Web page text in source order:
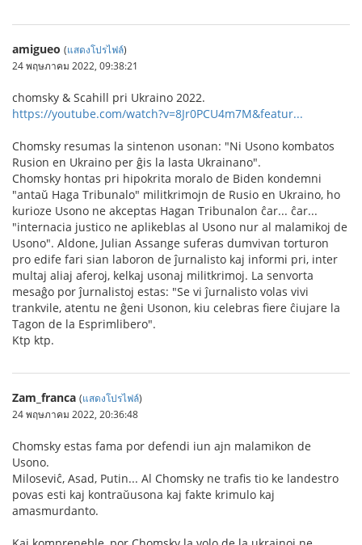
amigueo (แสดงโปรไฟล์)
24 พฤษภาคม 2022, 09:38:21
chomsky & Scahill pri Ukraino 2022.
https://youtube.com/watch?v=8Jr0PCU4m7M&featur...
Chomsky resumas la sintenon usonan: "Ni Usono kombatos
Rusion en Ukraino per ĝis la lasta Ukrainano".
Chomsky hontas pri hipokrita moralo de Biden kondemni
"antaŭ Haga Tribunalo" militkrimojn de Rusio en Ukraino, ho
kurioze Usono ne akceptas Hagan Tribunalon ĉar... ĉar...
"internacia justico ne aplikeblas al Usono nur al malamikoj de
Usono". Aldone, Julian Assange suferas dumvivan torturon
pro edife fari sian laboron de ĵurnalisto kaj informi pri, inter
multaj aliaj aferoj, kelkaj usonaj militkrimoj. La senvorta
mesaĝo por ĵurnalistoj estas: "Se vi ĵurnalisto volas vivi
trankvile, atentu ne ĝeni Usonon, kiu celebras fiere ĉiujare la
Tagon de la Esprimlibero".
Ktp ktp.
Zam_franca (แสดงโปรไฟล์)
24 พฤษภาคม 2022, 20:36:48
Chomsky estas fama por defendi iun ajn malamikon de
Usono.
Miloseviĉ, Asad, Putin... Al Chomsky ne trafis tio ke landestro
povas esti kaj kontraŭusona kaj fakte krimulo kaj
amasmurdanto.